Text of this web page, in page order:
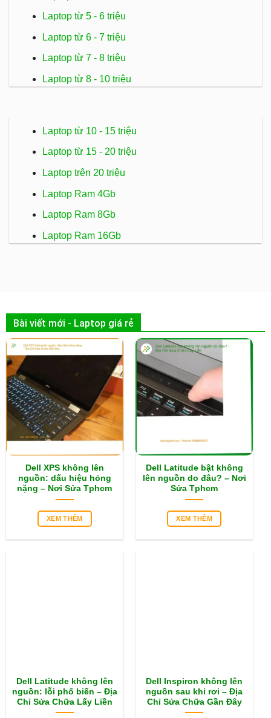
Laptop từ 5 - 6 triệu
Laptop từ 6 - 7 triệu
Laptop từ 7 - 8 triệu
Laptop từ 8 - 10 triệu
Laptop từ 10 - 15 triệu
Laptop từ 15 - 20 triệu
Laptop trên 20 triệu
Laptop Ram 4Gb
Laptop Ram 8Gb
Laptop Ram 16Gb
Bài viết mới - Laptop giá rẻ
Dell XPS không lên
nguồn: dấu hiệu hỏng
nặng – Nơi Sửa Tphcm
XEM THÊM
Dell Latitude bật không
lên nguồn do đâu? – Nơi
Sửa Tphcm
XEM THÊM
Dell Latitude không lên
nguồn: lỗi phổ biến – Địa
Chỉ Sửa Chữa Lấy Liền
Dell Inspiron không lên
nguồn sau khi rơi – Địa
Chỉ Sửa Chữa Gần Đây